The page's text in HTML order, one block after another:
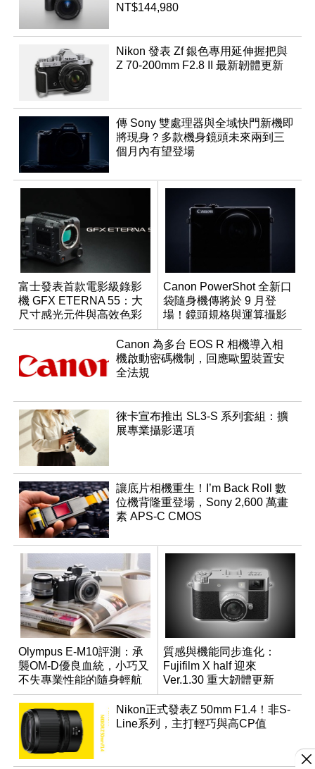
NT$144,980
Nikon 發表 Zf 銀色專用延伸握把與
Z 70-200mm F2.8 II 最新韌體更新
傳 Sony 雙處理器與全域快門新機即
將現身？多款機身鏡頭未來兩到三
個月內有望登場
富士發表首款電影級錄影
機 GFX ETERNA 55：大
尺寸感光元件與高效色彩
管理
Canon PowerShot 全新口
袋隨身機傳將於 9 月登
場！鏡頭規格與運算攝影
升級成為焦點
Canon 為多台 EOS R 相機導入相
機啟動密碼機制，回應歐盟裝置安
全法規
徠卡宣布推出 SL3-S 系列套組：擴
展專業攝影選項
讓底片相機重生！I’m Back Roll 數
位機背隆重登場，Sony 2,600 萬畫
素 APS-C CMOS
Olympus E-M10評測：承
襲OM-D優良血統，小巧又
不失專業性能的隨身輕航
機
質感與機能同步進化：
Fujifilm X half 迎來
Ver.1.30 重大韌體更新
Nikon正式發表Z 50mm F1.4！非S-
Line系列，主打輕巧與高CP值